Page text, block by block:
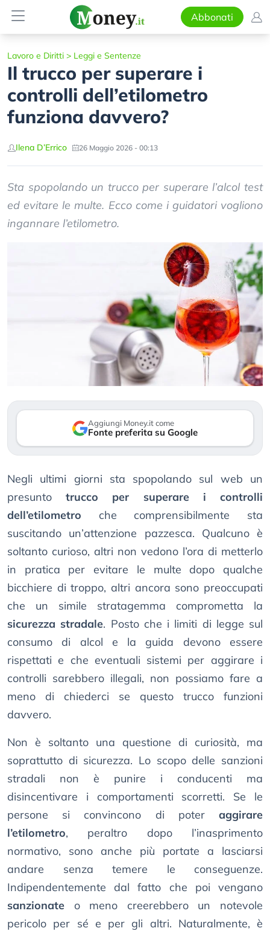
Abbonati
Lavoro e Diritti > Leggi e Sentenze
Il trucco per superare i
controlli dell’etilometro
funziona davvero?
Ilena D’Errico 26 Maggio 2026 - 00:13
Sta spopolando un trucco per superare l’alcol test
ed evitare le multe. Ecco come i guidatori vogliono
ingannare l’etilometro.
Aggiungi Money.it come
Fonte preferita su Google
Negli ultimi giorni sta spopolando sul web un
presuntotrucco per superare i controlli
dell’etilometro che comprensibilmente sta
suscitando un’attenzione pazzesca. Qualcuno è
soltanto curioso, altri non vedono l’ora di metterlo
in pratica per evitare le multe dopo qualche
bicchiere di troppo, altri ancora sono preoccupati
che un simile stratagemma comprometta la
sicurezza stradale. Posto che i limiti di legge sul
consumo di alcol e la guida devono essere
rispettati e che eventuali sistemi per aggirare i
controlli sarebbero illegali, non possiamo fare a
meno di chiederci se questo trucco funzioni
davvero.
Non è soltanto una questione di curiosità, ma
soprattutto di sicurezza. Lo scopo delle sanzioni
stradali non è punire i conducenti ma
disincentivare i comportamenti scorretti. Se le
persone si convincono di poter aggirare
l’etilometro, peraltro dopo l’inasprimento
normativo, sono anche più portate a lasciarsi
andare senza temere le conseguenze.
Indipendentemente dal fatto che poi vengano
sanzionate o meno creerebbero un notevole
pericolo per sé e per gli altri. Naturalmente, è